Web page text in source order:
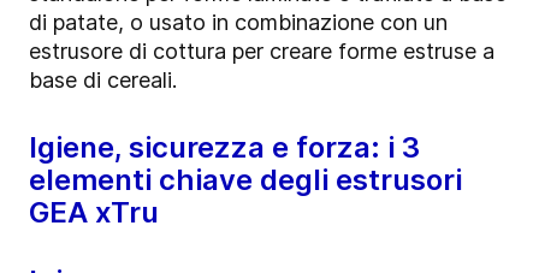
di patate, o usato in combinazione con un
estrusore di cottura per creare forme estruse a
base di cereali.
Igiene, sicurezza e forza: i 3
elementi chiave degli estrusori
GEA xTru